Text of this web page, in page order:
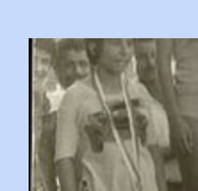
ve ürünlerini Bursa
protesto eylemiyle
adına açıklama
söylüyoruz. Bu son